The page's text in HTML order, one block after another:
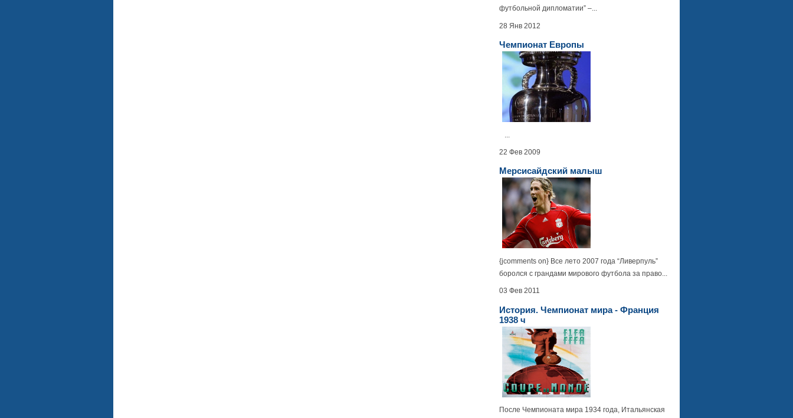
футбольной дипломатии” –...
28 Янв 2012
Чемпионат Европы
22 Фев 2009
Мерсисайдский малыш
{jcomments on} Все лето 2007 года “Ливерпуль”
боролся с грандами мирового футбола за право...
03 Фев 2011
История. Чемпионат мира - Франция
1938 ч
После Чемпионата мира 1934 года, Итальянская